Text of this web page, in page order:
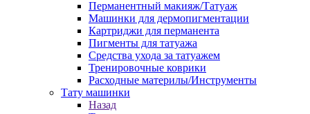
Перманентный макияж/Татуаж
Машинки для дермопигментации
Картриджи для перманента
Пигменты для татуажа
Средства ухода за татуажем
Тренировочные коврики
Расходные материлы/Инструменты
Тату машинки
Назад